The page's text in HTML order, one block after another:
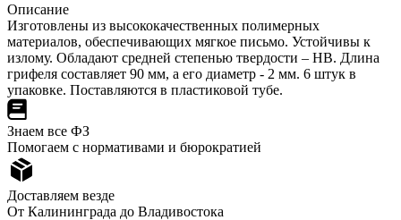
Описание
Изготовлены из высококачественных полимерных
материалов, обеспечивающих мягкое письмо. Устойчивы к
излому. Обладают средней степенью твердости – HB. Длина
грифеля составляет 90 мм, а его диаметр - 2 мм. 6 штук в
упаковке. Поставляются в пластиковой тубе.
Знаем все ФЗ
Помогаем с нормативами и бюрократией
Доставляем везде
От Калининграда до Владивостока